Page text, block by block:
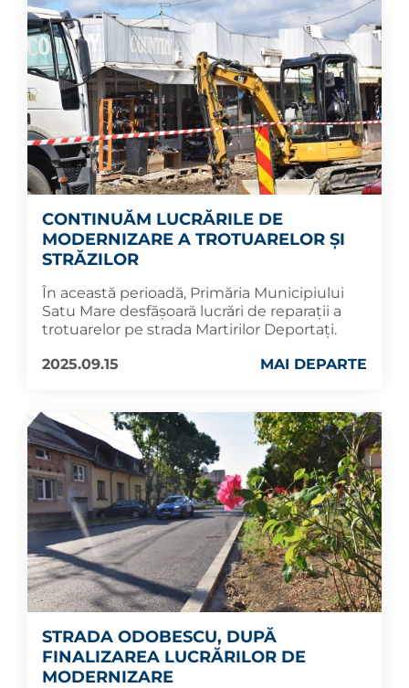
CONTINUĂM LUCRĂRILE DE
MODERNIZARE A TROTUARELOR ȘI
STRĂZILOR
În această perioadă, Primăria Municipiului
Satu Mare desfășoară lucrări de reparații a
trotuarelor pe strada Martirilor Deportați.
2025.09.15
MAI DEPARTE
STRADA ODOBESCU, DUPĂ
FINALIZAREA LUCRĂRILOR DE
MODERNIZARE